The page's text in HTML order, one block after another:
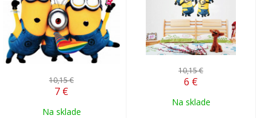
10,15 €
7 €
Na sklade
10,15 €
6 €
Na sklade